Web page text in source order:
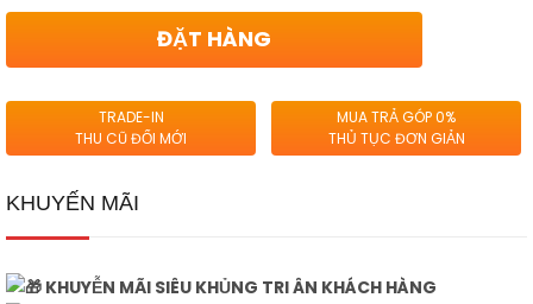
ĐẶT HÀNG
TRADE-IN
THU CŨ ĐỔI MỚI
MUA TRẢ GÓP 0%
THỦ TỤC ĐƠN GIẢN
KHUYẾN MÃI
KHUYỄN MÃI SIÊU KHỦNG TRI ÂN KHÁCH HÀNG